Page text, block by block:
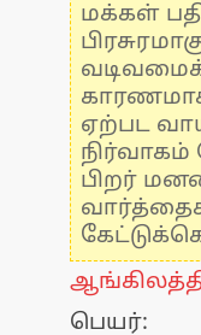
மக்கள்
ஏற்பட
பிறர்
பெயர்: